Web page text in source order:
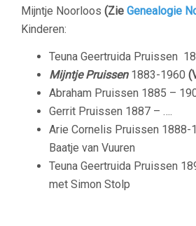
Mijntje Noorloos (Zie Genealogie
Kinderen:
Teuna Geertruida Pruissen
Mijntje Pruissen 1883-1960
Abraham Pruissen 1885 –
Gerrit Pruissen 1887 – ….
Arie Cornelis Pruissen 1888-
Baatje van Vuuren
Teuna Geertruida Pruissen
met Simon Stolp